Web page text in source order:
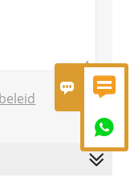
 
